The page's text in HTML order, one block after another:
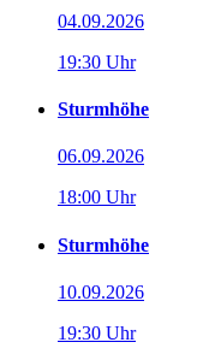
04.09.2026
19:30 Uhr
Sturmhöhe
06.09.2026
18:00 Uhr
Sturmhöhe
10.09.2026
19:30 Uhr